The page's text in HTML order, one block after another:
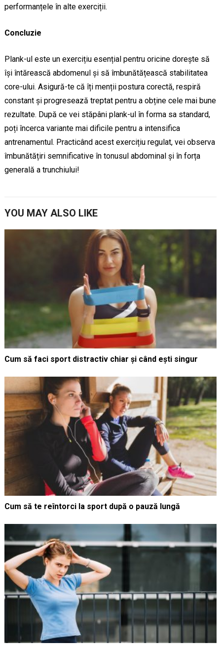
performanțele în alte exerciții.
Concluzie
Plank-ul este un exercițiu esențial pentru oricine dorește să
își întărească abdomenul și să îmbunătățească stabilitatea
core-ului. Asigură-te că îți menții postura corectă, respiră
constant și progresează treptat pentru a obține cele mai bune
rezultate. După ce vei stăpâni plank-ul în forma sa standard,
poți încerca variante mai dificile pentru a intensifica
antrenamentul. Practicând acest exercițiu regulat, vei observa
îmbunătățiri semnificative în tonusul abdominal și în forța
generală a trunchiului!
YOU MAY ALSO LIKE
Cum să faci sport distractiv chiar și când ești singur
Cum să te reîntorci la sport după o pauză lungă